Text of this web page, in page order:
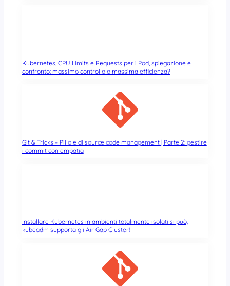
Kubernetes, CPU Limits e Requests per i Pod, spiegazione e
confronto: massimo controllo o massima efficienza?
Git & Tricks – Pillole di source code management | Parte 2: gestire
i commit con empatia
Installare Kubernetes in ambienti totalmente isolati si può,
kubeadm supporta gli Air Gap Cluster!